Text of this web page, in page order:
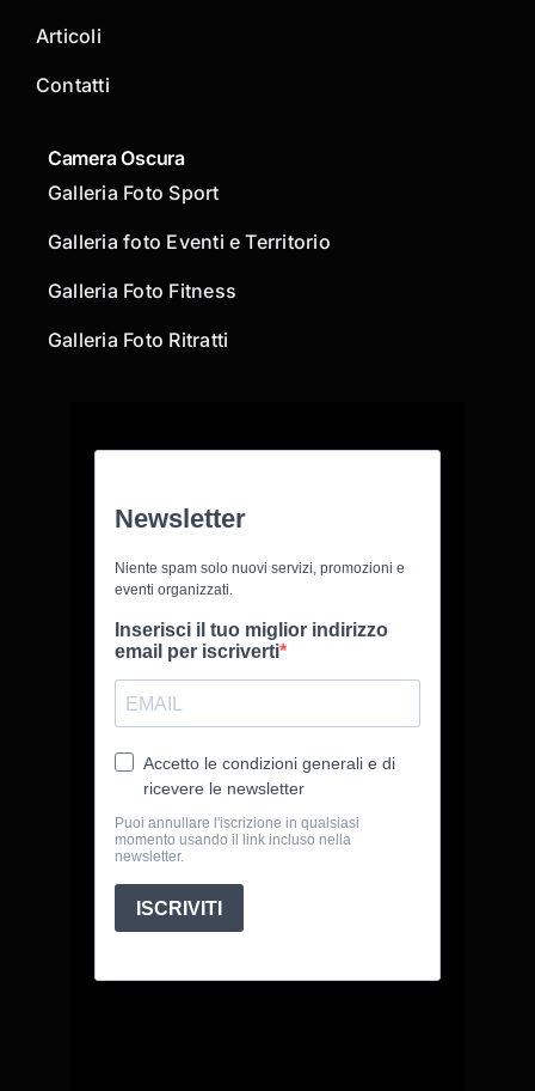
Articoli
Contatti
Camera Oscura
Galleria Foto Sport
Galleria foto Eventi e Territorio
Galleria Foto Fitness
Galleria Foto Ritratti